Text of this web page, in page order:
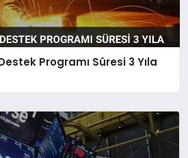
Programı Süresi 3 Yıla